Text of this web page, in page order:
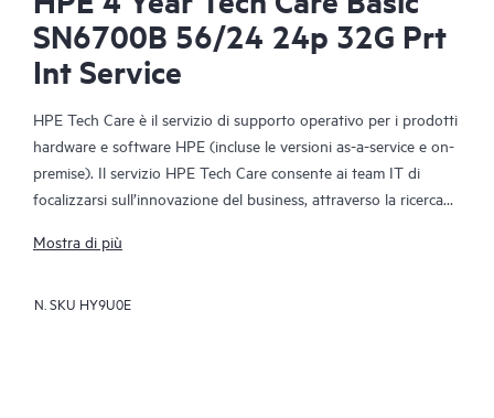
SN6700B 56/24 24p 32G Prt
Int Service
HPE Tech Care è il servizio di supporto operativo per i prodotti
hardware e software HPE (incluse le versioni as-a-service e on-
premise). Il servizio HPE Tech Care consente ai team IT di
focalizzarsi sull’innovazione del business, attraverso la ricerca
semplice risposta reattiva ai problemi.
Il servizio HPE Tech Care offre accesso diretto a specialisti dei
Mostra di più
N. SKU HY9U0E